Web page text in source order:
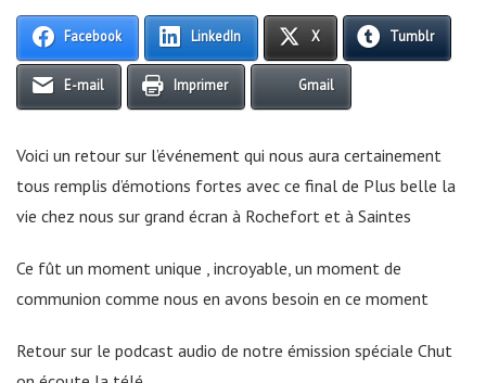
Facebook LinkedIn X Tumblr
E-mail Imprimer Gmail
Voici un retour sur l’événement qui nous aura certainement
tous remplis d’émotions fortes avec ce final de Plus belle la
vie chez nous sur grand écran à Rochefort et à Saintes
Ce fût un moment unique , incroyable, un moment de
communion comme nous en avons besoin en ce moment
Retour sur le podcast audio de notre émission spéciale Chut